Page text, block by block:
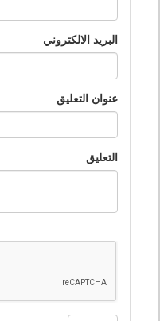
البريد الالكتروني
عنوان التعليق
التعليق